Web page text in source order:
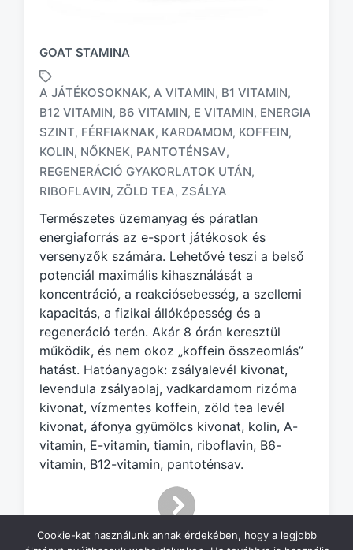
GOAT STAMINA
a
g
g
d
w
i
t
h
A JÁTÉKOSOKNAK, A VITAMIN, B1 VITAMIN,
B12 VITAMIN, B6 VITAMIN, E VITAMIN, ENERGIA
SZINT, FÉRFIAKNAK, KARDAMOM, KOFFEIN,
KOLIN, NŐKNEK, PANTOTÉNSAV,
REGENERÁCIÓ GYAKORLATOK UTÁN,
RIBOFLAVIN, ZÖLD TEA, ZSÁLYA
Természetes üzemanyag és páratlan
energiaforrás az e-sport játékosok és
versenyzők számára. Lehetővé teszi a belső
potenciál maximális kihasználását a
koncentráció, a reakciósebesség, a szellemi
kapacitás, a fizikai állóképesség és a
regeneráció terén. Akár 8 órán keresztül
működik, és nem okoz „koffein összeomlás”
hatást. Hatóanyagok: zsályalevél kivonat,
levendula zsályaolaj, vadkardamom rizóma
kivonat, vízmentes koffein, zöld tea levél
kivonat, áfonya gyümölcs kivonat, kolin, A-
vitamin, E-vitamin, tiamin, riboflavin, B6-
vitamin, B12-vitamin, pantoténsav.
Cookie-kat használunk annak érdekében, hogy a legjobb